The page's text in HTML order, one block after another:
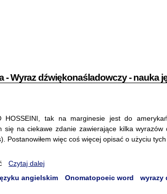
- Wyraz dźwiękonaśladowczy - nauka
HOSSEINI, tak na marginesie jest do
się na ciekawe zdanie zawierające kilka wyrazów
więc coś więcej opisać o użyciu tych
Czytaj dalej
angielskim Onomatopoeic word
wyrazy